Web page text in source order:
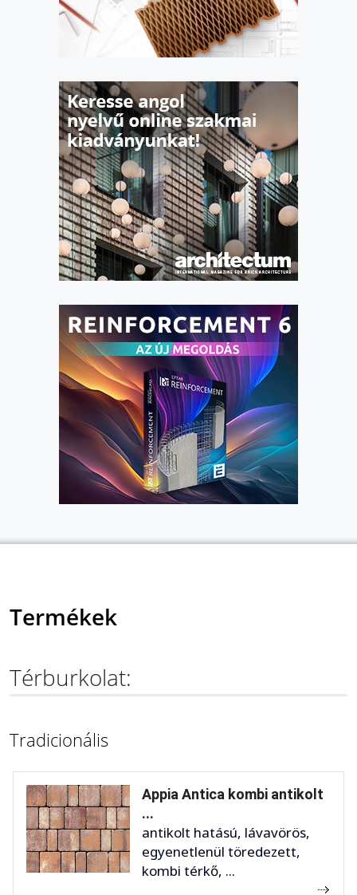
Termékek
Térburkolat:
Tradicionális
Appia Antica kombi antikolt
...
antikolt hatású, lávavörös,
egyenetlenül töredezett,
kombi térkő, ...